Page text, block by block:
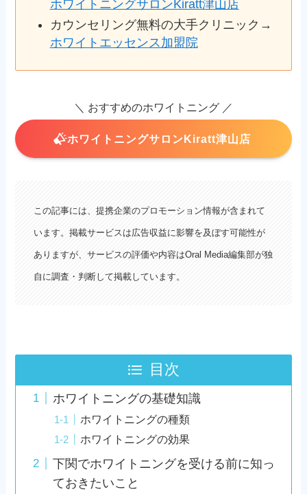
ホワイトニングサロンKiratt津山店
カウンセリング無料の大手クリニック→
ホワイトエッセンス加盟院
＼ おすすめのホワイトニング ／
ホワイトニングサロンKiratt津山店
この記事には、提携企業のプロモーション情報が含まれて
います。掲載サービスは広告収益に影響を及ぼす可能性が
ありますが、サービスの評価や内容はOral Media編集部が独
自に調査・判断して掲載しています。
目次
ホワイトニングの基礎知識
ホワイトニングの種類
ホワイトニングの効果
下関でホワイトニングを受ける前に知っ
ておきたいこと